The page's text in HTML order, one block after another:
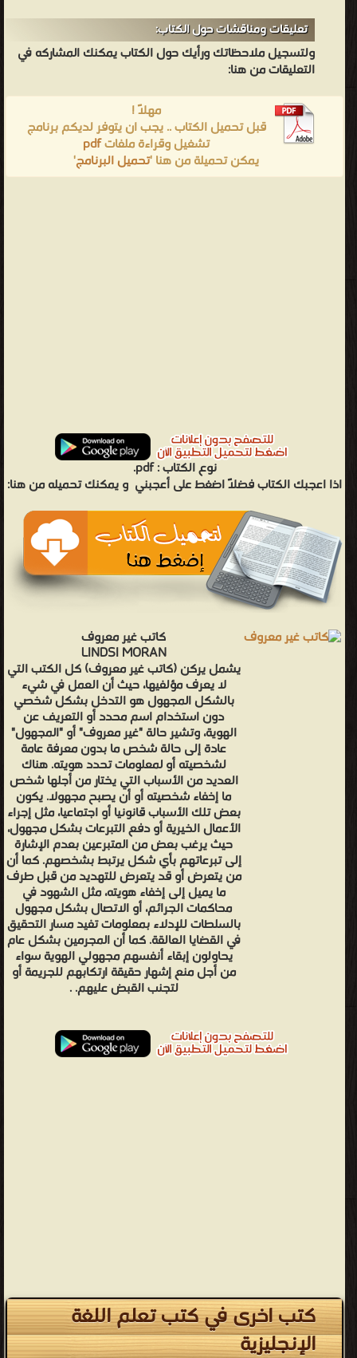
تعليقات ومناقشات حول الكتاب:
ولتسجيل ملاحظاتك ورأيك حول الكتاب يمكنك المشاركه في
التعليقات من هنا:
مهلاً !
قبل تحميل الكتاب .. يجب ان يتوفر لديكم برنامج
تشغيل وقراءة ملفاتpdf
يمكن تحميلة من هنا 'تحميل البرنامج'
نوع الكتاب :pdf.
اذا اعجبك الكتاب فضلاً اضغط على أعجبني و يمكنك تحميله من هنا:
كاتب غير معروف
LINDSI MORAN
يشمل يركن (كاتب غير معروف) كل الكتب التي
لا يعرف مؤلفيها، حيث أن العمل في شيء
بالشكل المجهول هو التدخل بشكل شخصي
دون استخدام اسم محدد أو التعريف عن
الهوية، وتشير حالة "غير معروف" أو "المجهول"
عادة إلى حالة شخص ما بدون معرفة عامة
لشخصيته أو لمعلومات تحدد هويته. هناك
العديد من الأسباب التي يختار من أجلها شخص
ما إخفاء شخصيته أو أن يصبح مجهولا. يكون
بعض تلك الأسباب قانونيا أو اجتماعيا، مثل إجراء
الأعمال الخيرية أو دفع التبرعات بشكل مجهول،
حيث يرغب بعض من المتبرعين بعدم الإشارة
إلى تبرعاتهم بأي شكل يرتبط بشخصهم. كما أن
من يتعرض أو قد يتعرض للتهديد من قبل طرف
ما يميل إلى إخفاء هويته، مثل الشهود في
محاكمات الجرائم، أو الاتصال بشكل مجهول
بالسلطات للإدلاء بمعلومات تفيد مسار التحقيق
في القضايا العالقة. كما أن المجرمين بشكل عام
يحاولون إبقاء أنفسهم مجهولي الهوية سواء
من أجل منع إشهار حقيقة ارتكابهم للجريمة أو
لتجنب القبض عليهم. .
كتب اخرى في كتب تعلم اللغة
الإنجليزية